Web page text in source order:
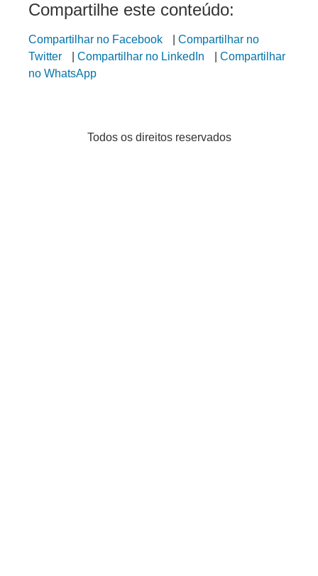
Compartilhe este conteúdo:
Compartilhar no Facebook
Compartilhar no
Twitter
Compartilhar no LinkedIn
Compartilhar
no WhatsApp
Todos os direitos reservados